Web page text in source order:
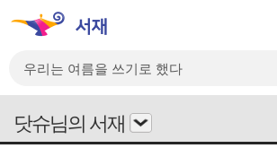
닷슈님의 서재